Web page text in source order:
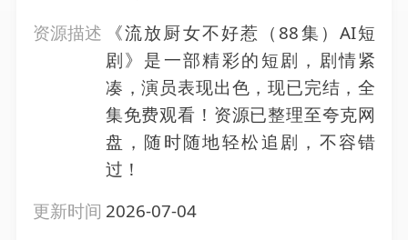
资源描述
《流放厨女不好惹（88集）AI短
剧》是一部精彩的短剧，剧情紧
凑，演员表现出色，现已完结，全
集免费观看！资源已整理至夸克网
盘，随时随地轻松追剧，不容错
过！
更新时间 2026-07-04